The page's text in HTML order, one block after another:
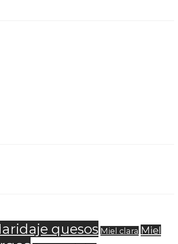
quesos Miel clara Miel